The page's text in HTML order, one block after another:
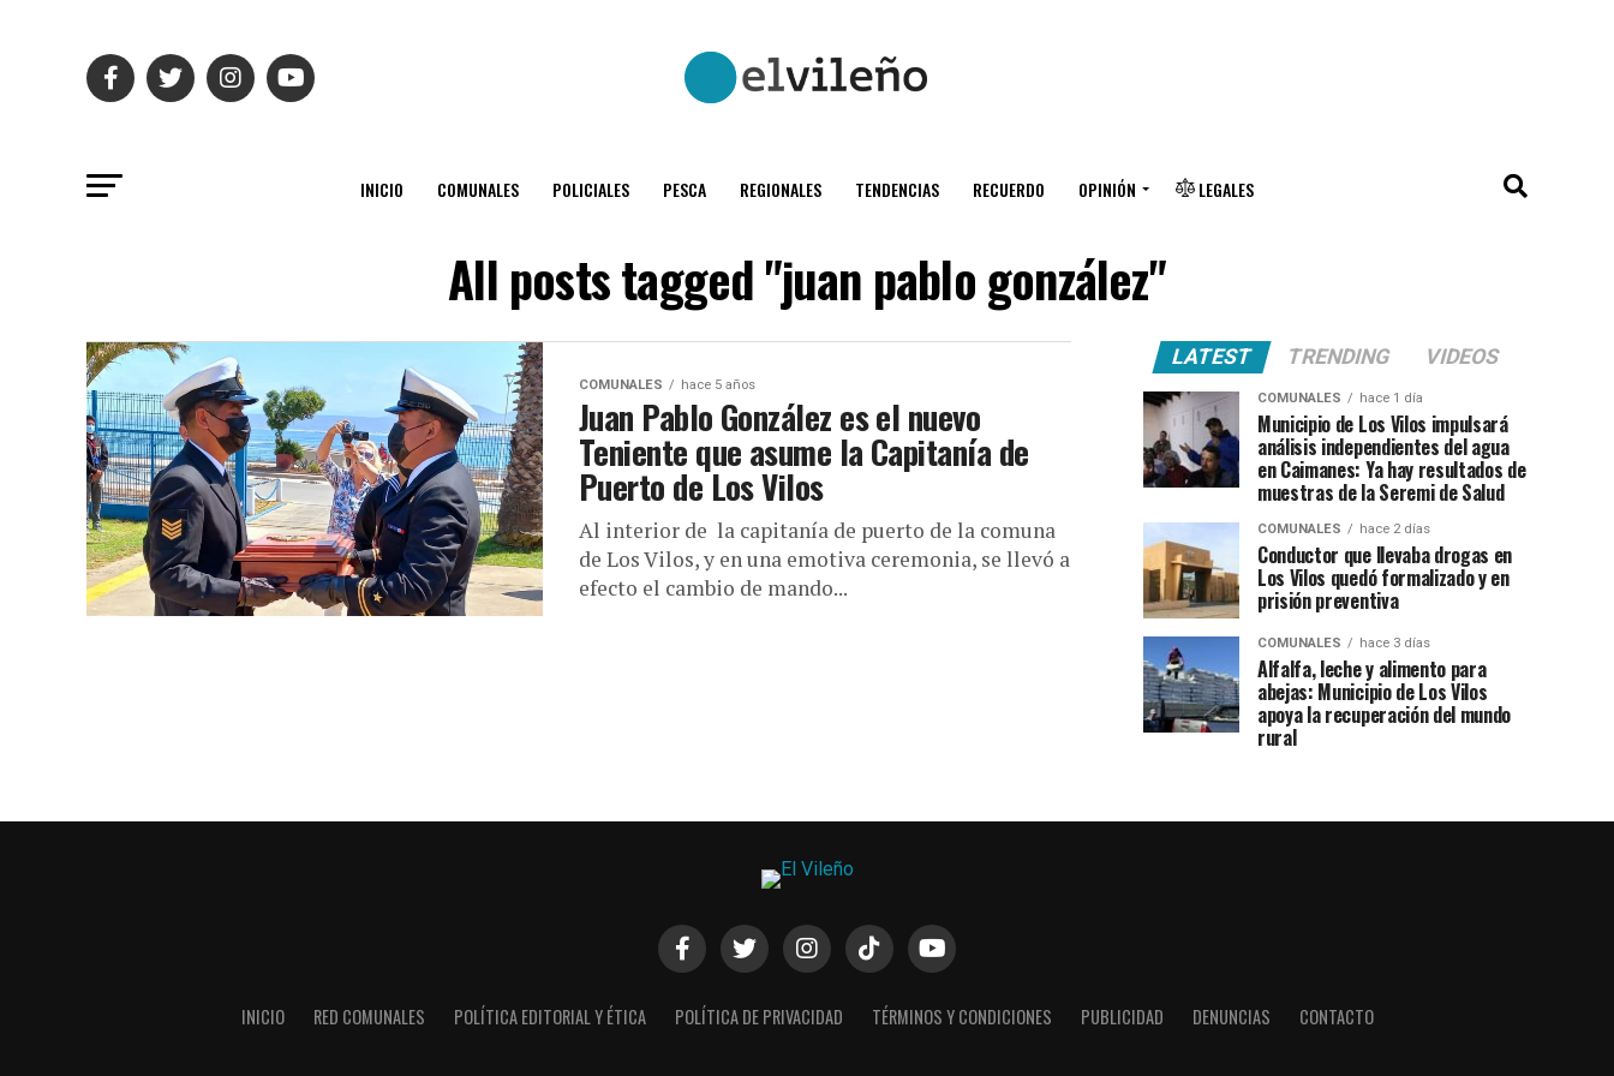
INICIO COMUNALES POLICIALES PESCA REGIONALES TENDENCIAS RECUERDO OPINIÓN LEGALES
All posts tagged "juan pablo gonzález"
COMUNALES hace 5 años
Juan Pablo González es el nuevo
Teniente que asume la Capitanía de
Puerto de Los Vilos
Al interior de la capitanía de puerto de la comuna
de Los Vilos, y en una emotiva ceremonia, se llevó a
efecto el cambio de mando...
LATEST TRENDING VIDEOS
COMUNALES hace 1 día
Municipio de Los Vilos impulsará
análisis independientes del agua
en Caimanes: Ya hay resultados de
muestras de la Seremi de Salud
COMUNALES hace 2 días
Conductor que llevaba drogas en
Los Vilos quedó formalizado y en
prisión preventiva
COMUNALES hace 3 días
Alfalfa, leche y alimento para
abejas: Municipio de Los Vilos
apoya la recuperación del mundo
rural
INICIO RED COMUNALES POLÍTICA EDITORIAL Y ÉTICA POLÍTICA DE PRIVACIDAD TÉRMINOS Y CONDICIONES PUBLICIDAD DENUNCIAS CONTACTO